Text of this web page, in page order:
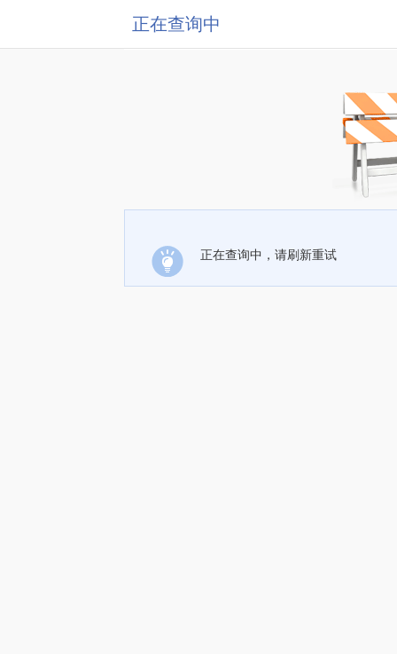
正在查询中
正在查询中，请刷新重试